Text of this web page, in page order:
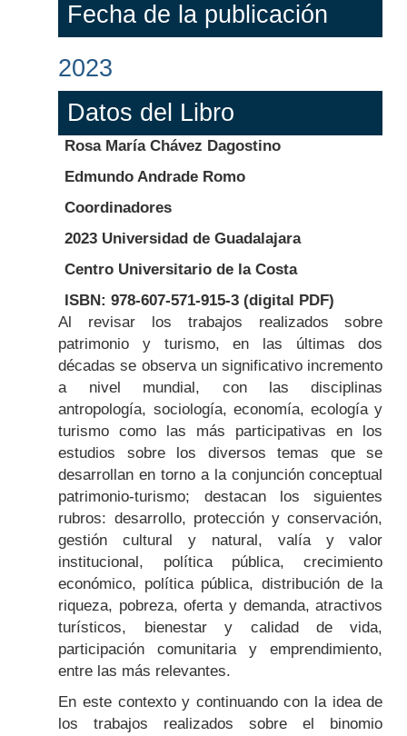
Fecha de la publicación
2023
Datos del Libro
Rosa María Chávez Dagostino
Edmundo Andrade Romo
Coordinadores
2023 Universidad de Guadalajara
Centro Universitario de la Costa
ISBN: 978-607-571-915-3 (digital PDF)
Body
Al revisar los trabajos realizados sobre
patrimonio y turismo, en las últimas dos
décadas se observa un significativo incremento
a nivel mundial, con las disciplinas
antropología, sociología, economía, ecología y
turismo como las más participativas en los
estudios sobre los diversos temas que se
desarrollan en torno a la conjunción conceptual
patrimonio-turismo; destacan los siguientes
rubros: desarrollo, protección y conservación,
gestión cultural y natural, valía y valor
institucional, política pública, crecimiento
económico, política pública, distribución de la
riqueza, pobreza, oferta y demanda, atractivos
turísticos, bienestar y calidad de vida,
participación comunitaria y emprendimiento,
entre las más relevantes.
En este contexto y continuando con la idea de
los trabajos realizados sobre el binomio